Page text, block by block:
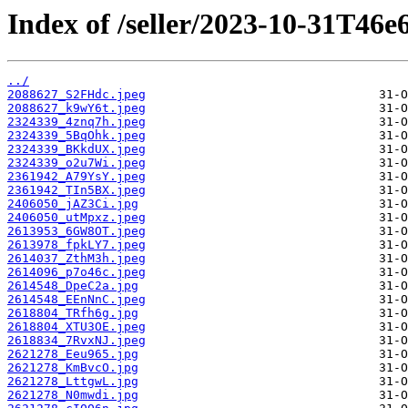
Index of /seller/2023-10-
../
2088627_S2FHdc.jpeg
2088627_k9wY6t.jpeg
2324339_4znq7h.jpeg
2324339_5BqOhk.jpeg
2324339_BKkdUX.jpeg
2324339_o2u7Wi.jpeg
2361942_A79YsY.jpeg
2361942_TIn5BX.jpeg
2406050_jAZ3Ci.jpg
2406050_utMpxz.jpeg
2613953_6GW8OT.jpeg
2613978_fpkLY7.jpeg
2614037_ZthM3h.jpeg
2614096_p7o46c.jpeg
2614548_DpeC2a.jpg
2614548_EEnNnC.jpeg
2618804_TRfh6g.jpg
2618804_XTU3OE.jpeg
2618834_7RvxNJ.jpeg
2621278_Eeu965.jpg
2621278_KmBvcO.jpg
2621278_LttgwL.jpg
2621278_N0mwdi.jpg